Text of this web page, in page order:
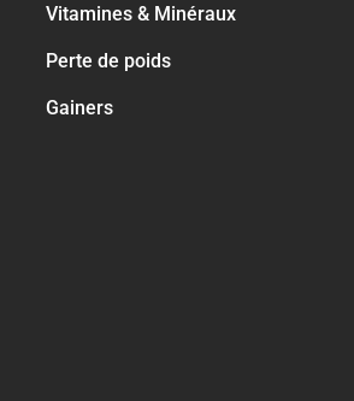
Vitamines & Minéraux
Perte de poids
Gainers